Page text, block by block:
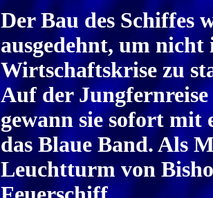
Der Bau des Schiffes
ausgedehnt, um
Wirtschaftskrise zu
Auf der
gewann sie sofort
das Blaue Band. Als
Leuchtturm von